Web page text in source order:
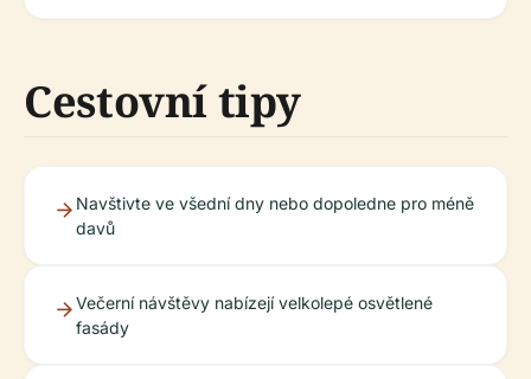
Cestovní tipy
Navštivte ve všední dny nebo dopoledne pro méně
davů
Večerní návštěvy nabízejí velkolepé osvětlené
fasády